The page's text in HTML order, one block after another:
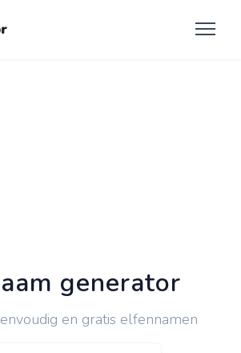
generator
en gratis elfennamen